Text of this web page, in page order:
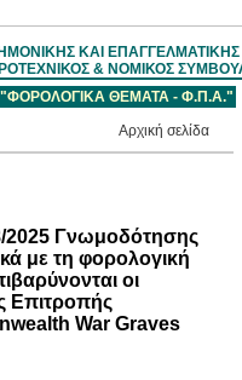
ΚΑΙ
& ΝΟΜΙΚΟΣ
"ΦΟΡΟΛΟΓΙΚΑ ΘΕΜΑΤΑ - Φ.Π.Α."
Aρχική σελίδα
2025 Γνωμοδότησης
με τη φορολογική
οι
Επιτροπής
War Graves